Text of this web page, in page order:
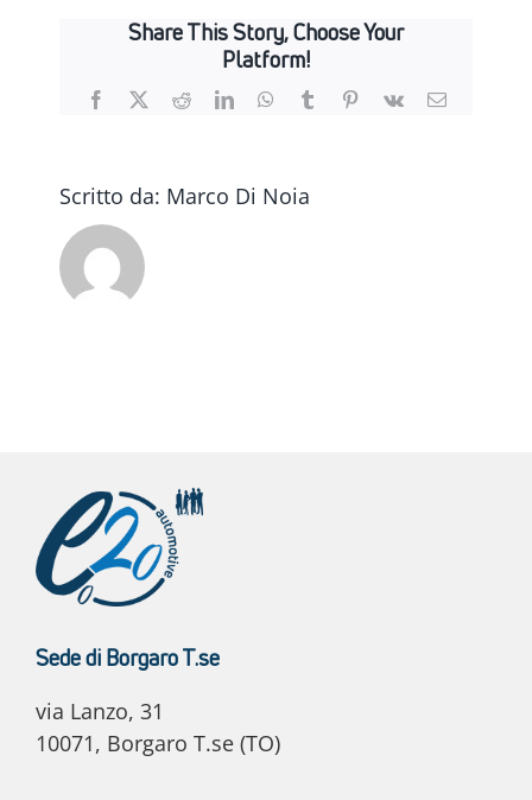
Share This Story, Choose Your
Platform!
Facebook
X RedditLinkedInWhatsApp
TumblrPinterest
Vk Email
Scritto da: Marco Di Noia
Sede di Borgaro T.se
via Lanzo, 31
10071, Borgaro T.se (TO)